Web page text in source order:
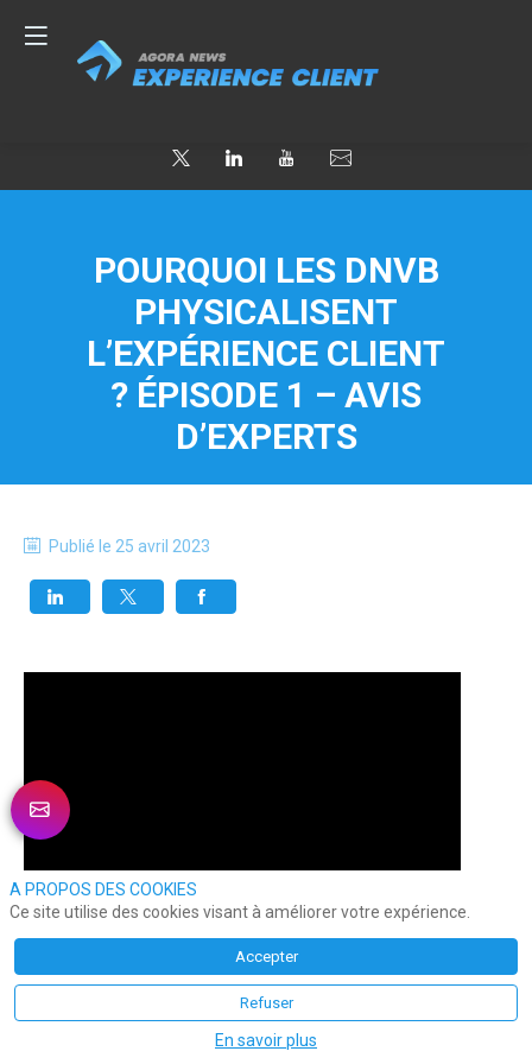
POURQUOI LES DNVB
PHYSICALISENT
L’EXPÉRIENCE CLIENT
? ÉPISODE 1 – AVIS
D’EXPERTS
Publié le 25 avril 2023
A PROPOS DES COOKIES
Ce site utilise des cookies visant à améliorer votre expérience.
Accepter
Refuser
En savoir plus